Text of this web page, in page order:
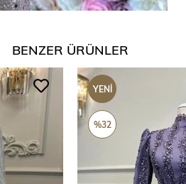
BENZER ÜRÜNLER
YENI
ÜRÜN
%32